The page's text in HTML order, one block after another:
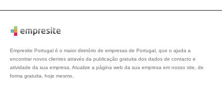
Empresite Portugal é o maior diretório de empresas de Portugal, que o ajuda a
encontrar novos clientes através da publicação gratuita dos dados de contacto e
atividade da sua empresa. Atualize a página web da sua empresa em nosso site, de
forma gratuita, hoje mesmo.